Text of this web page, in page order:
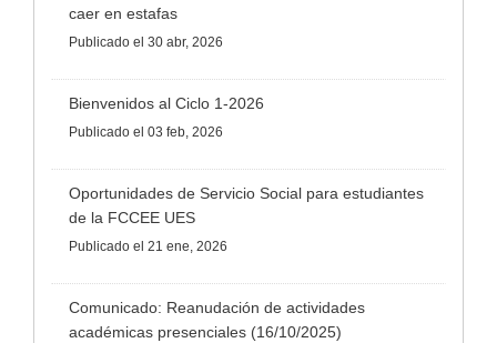
caer en estafas
Publicado el 30 abr, 2026
Bienvenidos al Ciclo 1-2026
Publicado el 03 feb, 2026
Oportunidades de Servicio Social para estudiantes
de la FCCEE UES
Publicado el 21 ene, 2026
Comunicado: Reanudación de actividades
académicas presenciales (16/10/2025)